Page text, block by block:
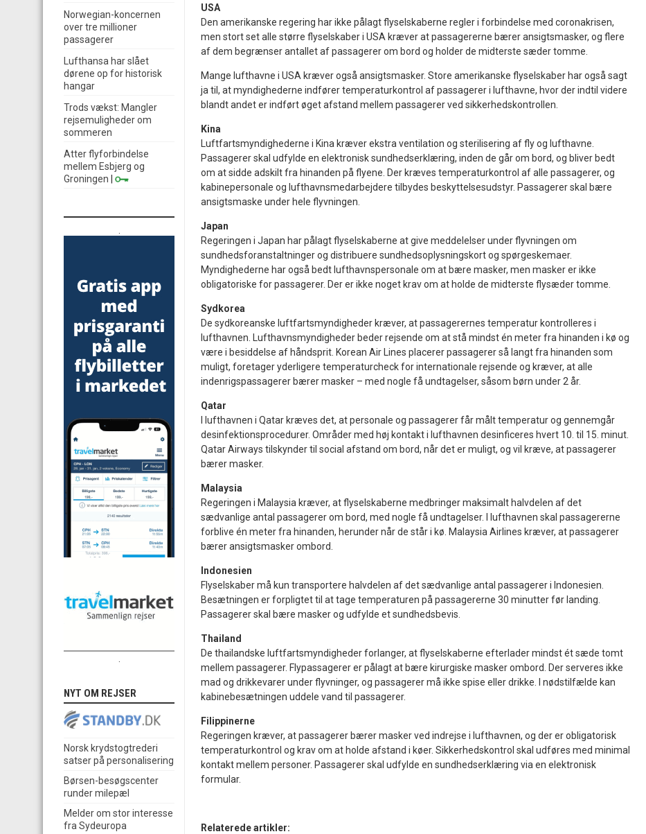
USA
Den amerikanske regering har ikke pålagt flyselskaberne regler i forbindelse med coronakrisen,
men stort set alle større flyselskaber i USA kræver at passagererne bærer ansigtsmasker, og flere
af dem begrænser antallet af passagerer om bord og holder de midterste sæder tomme.
Mange lufthavne i USA kræver også ansigtsmasker. Store amerikanske flyselskaber har også sagt
ja til, at myndighederne indfører temperaturkontrol af passagerer i lufthavne, hvor der indtil videre
blandt andet er indført øget afstand mellem passagerer ved sikkerhedskontrollen.
Kina
Luftfartsmyndighederne i Kina kræver ekstra ventilation og sterilisering af fly og lufthavne.
Passagerer skal udfylde en elektronisk sundhedserklæring, inden de går om bord, og bliver bedt
om at sidde adskilt fra hinanden på flyene. Der kræves temperaturkontrol af alle passagerer, og
kabinepersonale og lufthavnsmedarbejdere tilbydes beskyttelsesudstyr. Passagerer skal bære
ansigtsmaske under hele flyvningen.
Japan
Regeringen i Japan har pålagt flyselskaberne at give meddelelser under flyvningen om
sundhedsforanstaltninger og distribuere sundhedsoplysningskort og spørgeskemaer.
Myndighederne har også bedt lufthavnspersonale om at bære masker, men masker er ikke
obligatoriske for passagerer. Der er ikke noget krav om at holde de midterste flysæder tomme.
Sydkorea
De sydkoreanske luftfartsmyndigheder kræver, at passagerernes temperatur kontrolleres i
lufthavnen. Lufthavnsmyndigheder beder rejsende om at stå mindst én meter fra hinanden i kø og
være i besiddelse af håndsprit. Korean Air Lines placerer passagerer så langt fra hinanden som
muligt, foretager yderligere temperaturcheck for internationale rejsende og kræver, at alle
indenrigspassagerer bærer masker – med nogle få undtagelser, såsom børn under 2 år.
Qatar
I lufthavnen i Qatar kræves det, at personale og passagerer får målt temperatur og gennemgår
desinfektionsprocedurer. Områder med høj kontakt i lufthavnen desinficeres hvert 10. til 15. minut.
Qatar Airways tilskynder til social afstand om bord, når det er muligt, og vil kræve, at passagerer
bærer masker.
Malaysia
Regeringen i Malaysia kræver, at flyselskaberne medbringer maksimalt halvdelen af ​​det
sædvanlige antal passagerer om bord, med nogle få undtagelser. I lufthavnen skal passagererne
forblive én meter fra hinanden, herunder når de står i kø. Malaysia Airlines kræver, at passagerer
bærer ansigtsmasker ombord.
Indonesien
Flyselskaber må kun transportere halvdelen af ​​det sædvanlige antal passagerer i Indonesien.
Besætningen er forpligtet til at tage temperaturen på passagererne 30 minutter før landing.
Passagerer skal bære masker og udfylde et sundhedsbevis.
Thailand
De thailandske luftfartsmyndigheder forlanger, at flyselskaberne efterlader mindst ét sæde tomt
mellem passagerer. Flypassagerer er pålagt at bære kirurgiske masker ombord. Der serveres ikke
mad og drikkevarer under flyvninger, og passagerer må ikke spise eller drikke. I nødstilfælde kan
kabinebesætningen uddele vand til passagerer.
Filippinerne
Regeringen kræver, at passagerer bærer masker ved indrejse i lufthavnen, og der er obligatorisk
temperaturkontrol og krav om at holde afstand i køer. Sikkerhedskontrol skal udføres med minimal
kontakt mellem personer. Passagerer skal udfylde en sundhedserklæring via en elektronisk
formular.
Relaterede artikler:
Norwegian-koncernen
over tre millioner
passagerer
Lufthansa har slået
dørene op for historisk
hangar
Trods vækst: Mangler
rejsemuligheder om
sommeren
Atter flyforbindelse
mellem Esbjerg og
Groningen
NYT OM REJSER
Norsk krydstogtrederi
satser på personalisering
Børsen-besøgscenter
runder milepæl
Melder om stor interesse
fra Sydeuropa